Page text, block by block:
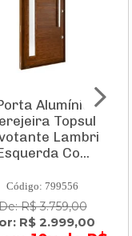
Alumínio
Topsul
Lambri
Co...
Código: 799556
R$ 3.759,00
R$ 2.999,00